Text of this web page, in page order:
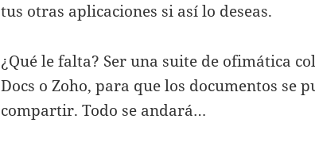
tus otras aplicaciones si así lo deseas.
¿Qué le falta? Ser una suite de ofimática
Docs o Zoho, para que los documentos se
compartir. Todo se andará…